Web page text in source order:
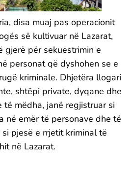
disa muaj pas operacionit
së kultivuar në Lazarat,
gjerë për sekuestrimin e
personat që dyshohen se e
kriminale. Dhjetëra llogari
shtëpi private, dyqane dhe
mëdha, janë regjistruar si
në emër të personave dhe të
pjesë e rrjetit kriminal të
në Lazarat.